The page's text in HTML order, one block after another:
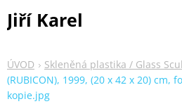
Jiří Karel
ÚVOD Skleněná plastika / Glass
(RUBICON), 1999, (20 x 42 x 20) cm,
kopie.jpg